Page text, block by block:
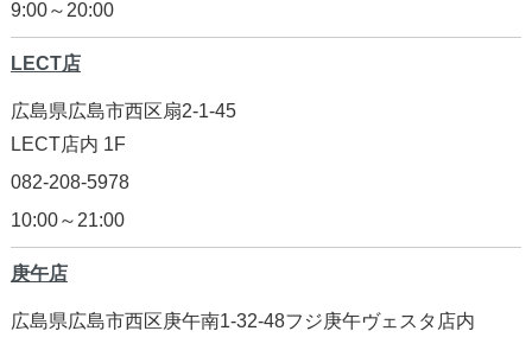
9:00～20:00
LECT店
広島県広島市西区扇2-1-45
LECT店内 1F
082-208-5978
10:00～21:00
庚午店
広島県広島市西区庚午南1-32-48フジ庚午ヴェスタ店内